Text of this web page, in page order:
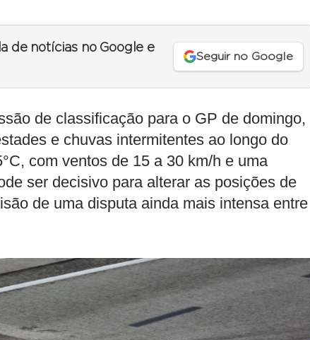
de notícias no Google e
Seguir no Google
de classificação para o GP de domingo,
e chuvas intermitentes ao longo do
com ventos de 15 a 30 km/h e uma
ser decisivo para alterar as posições de
de uma disputa ainda mais intensa entre